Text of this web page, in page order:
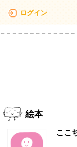
ログイン
絵本
ここ